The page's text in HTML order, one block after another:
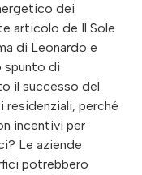
dei
articolo de Il Sole
di Leonardo e
di
il successo del
residenziali, perché
incentivi per
Le aziende
potrebbero